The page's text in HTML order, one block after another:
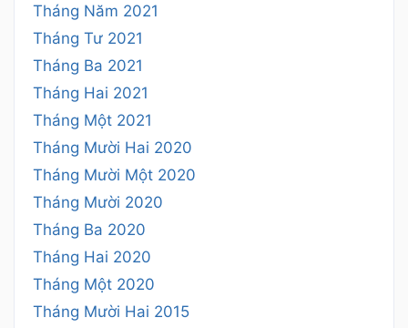
Tháng Năm 2021
Tháng Tư 2021
Tháng Ba 2021
Tháng Hai 2021
Tháng Một 2021
Tháng Mười Hai 2020
Tháng Mười Một 2020
Tháng Mười 2020
Tháng Ba 2020
Tháng Hai 2020
Tháng Một 2020
Tháng Mười Hai 2015